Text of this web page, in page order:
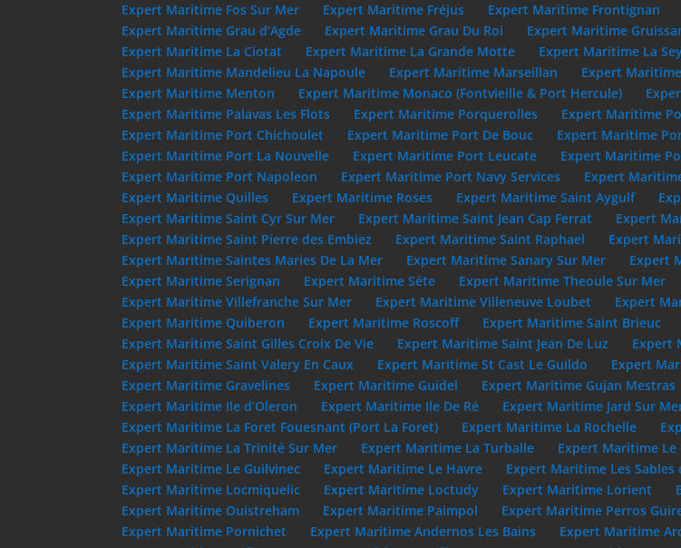
Expert Maritime Fos Sur Mer
Expert Maritime Fréjus Expert Maritime Frontignan
Expert Maritime Grau d’Agde
Expert Maritime Grau Du Roi Expert Maritime
Expert Maritime La Ciotat
Expert Maritime La Grande Motte Expert Maritime La
Expert Maritime Mandelieu La Napoule
Expert Maritime Marseillan Expert
Expert Maritime Menton
Expert Maritime Monaco (Fontvieille & Port Hercule)
Expert Maritime Palavas Les Flots
Expert Maritime Porquerolles Expert Maritime
Expert Maritime Port Chichoulet
Expert Maritime Port De Bouc Expert Maritime
Expert Maritime Port La Nouvelle
Expert Maritime Port Leucate Expert Maritime
Expert Maritime Port Napoleon
Expert Maritime Port Navy Services Expert
Expert Maritime Quilles
Expert Maritime Roses Expert Maritime Saint Aygulf
Expert Maritime Saint Cyr Sur Mer
Expert Maritime Saint Jean Cap Ferrat Expert
Expert Maritime Saint Pierre des Embiez
Expert Maritime Saint Raphael Expert
Expert Maritime Saintes Maries De La Mer
Expert Maritime Sanary Sur Mer Expert
Expert Maritime Serignan
Expert Maritime Séte Expert Maritime Theoule Sur Mer
Expert Maritime Villefranche Sur Mer
Expert Maritime Villeneuve Loubet Expert
Expert Maritime Quiberon
Expert Maritime Roscoff Expert Maritime Saint Brieuc
Expert Maritime Saint Gilles Croix De Vie
Expert Maritime Saint Jean De Luz Expert
Expert Maritime Saint Valery En Caux
Expert Maritime St Cast Le Guildo Expert
Expert Maritime Gravelines
Expert Maritime Guidel Expert Maritime Gujan Mestras
Expert Maritime Ile d’Oleron
Expert Maritime Ile De Ré Expert Maritime Jard Sur
Expert Maritime La Foret Fouesnant (Port La Foret)
Expert Maritime La Rochelle
Expert Maritime La Trinité Sur Mer
Expert Maritime La Turballe Expert Maritime Le
Expert Maritime Le Guilvinec
Expert Maritime Le Havre Expert Maritime Les Sables
Expert Maritime Locmiquelic
Expert Maritime Loctudy Expert Maritime Lorient
Expert Maritime Ouistreham
Expert Maritime Paimpol Expert Maritime Perros
Expert Maritime Pornichet
Expert Maritime Andernos Les Bains Expert Maritime